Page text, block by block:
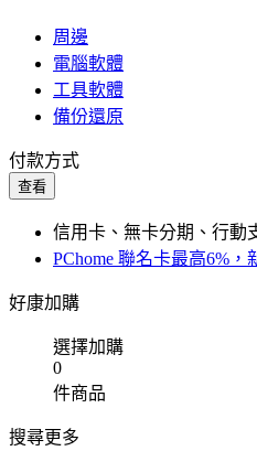
周邊
電腦軟體
工具軟體
備份還原
付款方式
查看
信用卡、無卡分期、行動
PChome 聯名卡最高6%，
好康加購
選擇加購
0
件商品
搜尋更多